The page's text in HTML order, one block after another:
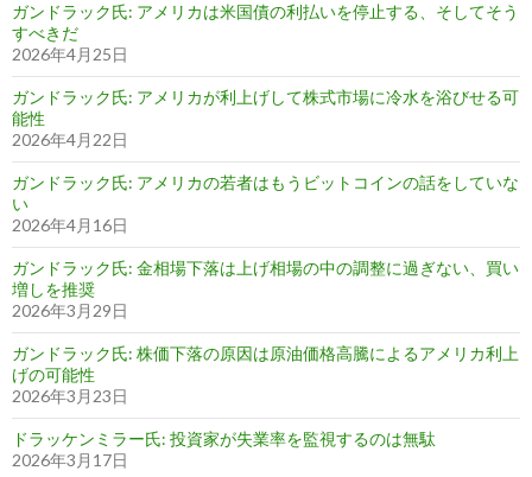
ガンドラック氏: アメリカは米国債の利払いを停止する、そしてそう
すべきだ
2026年4月25日
ガンドラック氏: アメリカが利上げして株式市場に冷水を浴びせる可
能性
2026年4月22日
ガンドラック氏: アメリカの若者はもうビットコインの話をしていな
い
2026年4月16日
ガンドラック氏: 金相場下落は上げ相場の中の調整に過ぎない、買い
増しを推奨
2026年3月29日
ガンドラック氏: 株価下落の原因は原油価格高騰によるアメリカ利上
げの可能性
2026年3月23日
ドラッケンミラー氏: 投資家が失業率を監視するのは無駄
2026年3月17日